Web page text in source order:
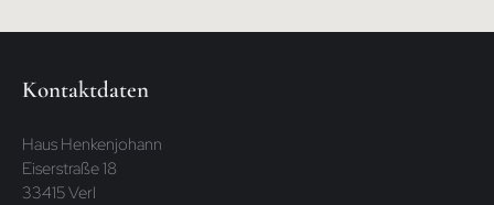
Kontaktdaten
Haus Henkenjohann
Eiserstraße 18
33415 Verl